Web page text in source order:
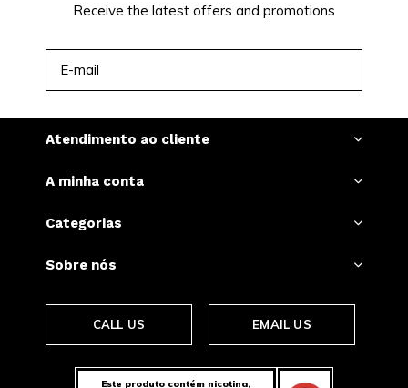
Receive the latest offers and promotions
Atendimento ao cliente
A minha conta
Categorias
Sobre nós
CALL US EMAIL US
Este produto contém nicotina,